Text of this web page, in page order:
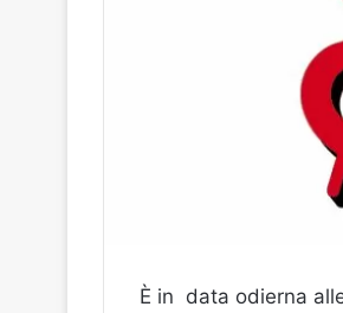
È in data odierna